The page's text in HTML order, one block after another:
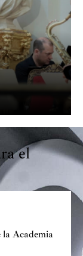
y Soler.
entre las
Fundación
España
Premio
de Medina de
el
la Academia